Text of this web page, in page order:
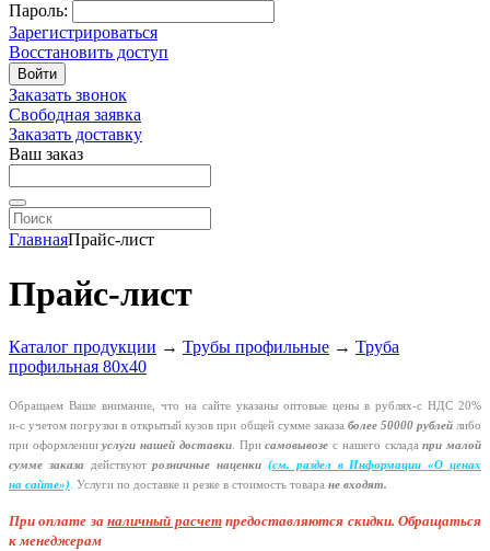
Пароль:
Зарегистрироваться
Восстановить доступ
Войти
Заказать звонок
Свободная заявка
Заказать доставку
Ваш заказ
ГлавнаяПрайс-лист
Прайс-лист
Каталог продукции → Трубы профильные → Труба
профильная 80х40
Обращаем Ваше внимание, что на сайте указаны оптовые цены в рублях-с НДС 20%
и-с учетом погрузки в открытый кузов при общей сумме заказа более 50000 рублейлибо
при оформленииуслуги нашей доставки. Присамовывозе с нашего складапри малой
сумме заказа
действуютрозничные наценки (см. раздел в Информации «О ценах
на сайте»). Услуги по доставке и резке в стоимость товара не входят.
При оплате заналичный расчет предоставляются скидки. Обращаться
к менеджерам